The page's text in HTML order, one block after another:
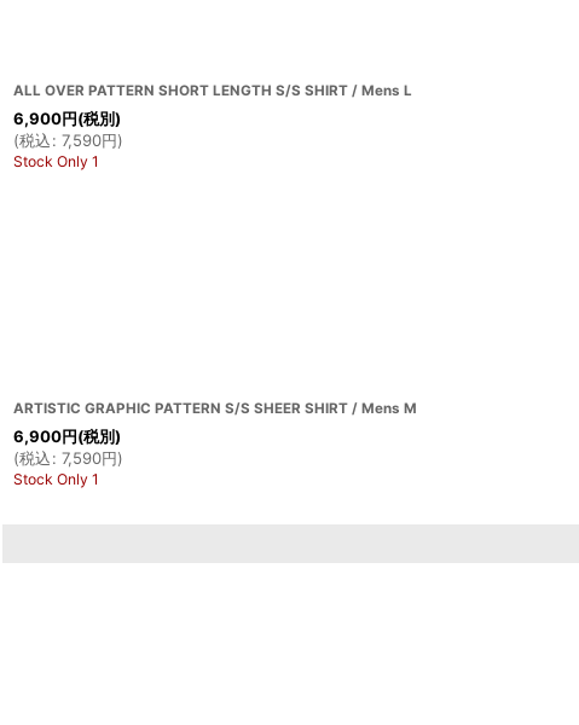
ALL OVER PATTERN SHORT LENGTH S/S SHIRT / Mens L
6,900円(税別)
(税込: 7,590円)
Stock Only 1
ARTISTIC GRAPHIC PATTERN S/S SHEER SHIRT / Mens M
6,900円(税別)
(税込: 7,590円)
Stock Only 1